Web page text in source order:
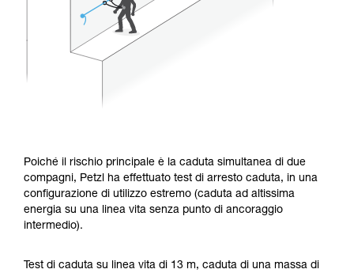
Poiché il rischio principale è la caduta simultanea di due
compagni, Petzl ha effettuato test di arresto caduta, in una
configurazione di utilizzo estremo (caduta ad altissima
energia su una linea vita senza punto di ancoraggio
intermedio).
Test di caduta su linea vita di 13 m, caduta di una massa di